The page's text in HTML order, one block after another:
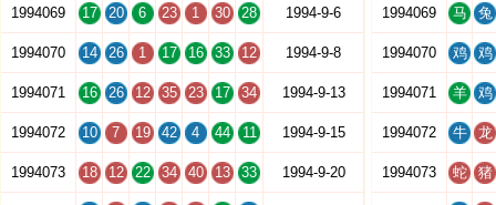
1994069 17 20 6 23 1 30 28 1994-9-6
1994070 14 26 1 17 16 33 12 1994-9-8
1994071 16 26 12 35 23 17 34 1994-9-13
1994072 10 7 19 42 4 44 11 1994-9-15
1994073 18 12 22 34 40 13 33 1994-9-20
1994069 马 兔
1994070 鸡 鸡
1994071 羊 鸡
1994072 牛 龙
1994073 蛇 猪